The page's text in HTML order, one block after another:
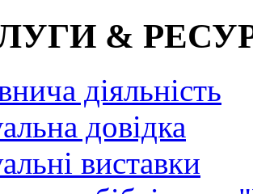
&
діяльність
довідка
виставки